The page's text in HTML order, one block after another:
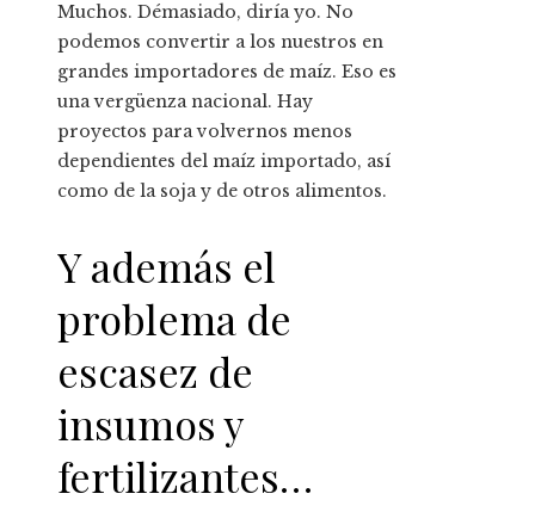
Muchos. Démasiado, diría yo. No
podemos convertir a los nuestros en
grandes importadores de maíz. Eso es
una vergüenza nacional. Hay
proyectos para volvernos menos
dependientes del maíz importado, así
como de la soja y de otros alimentos.
Y además el
problema de
escasez de
insumos y
fertilizantes…